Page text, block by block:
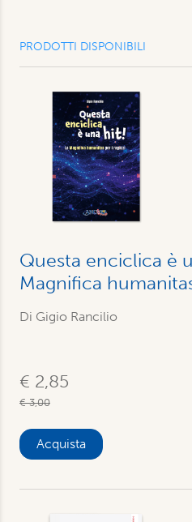
PRODOTTI DISPONIBILI
Questa enciclica è
Magnifica
Di Gigio Rancilio
€ 2,85
€ 3,00
Acquista